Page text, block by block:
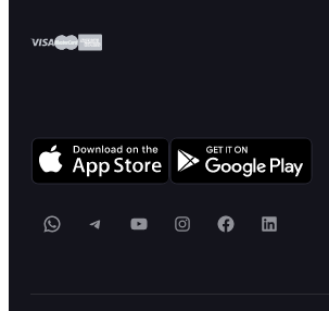
WhatsApp
TelegramYouTubeInstagram
FacebookLinkedIn